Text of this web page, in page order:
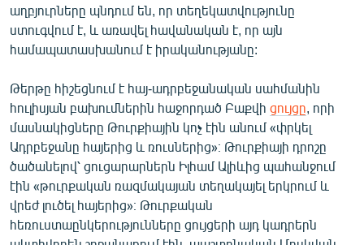
«Ազատության» բոլոր կայքերը
աղբյուրները պնդում են, որ տեղեկատվությունը
ստուգվում է, և առավել հավանական է, որ այն
համապատասխանում է իրականությանը:
Թերթը հիշեցնում է հայ-ադրբեջանական սահմանին
հուլիսյան բախումներին հաջորդած Բաքվի ցույցը , որի
մասնակիցները Թուրքիային կոչ էին անում «փրկել
Ադրբեջանը հայերից և ռուսներից»։ Թուրքիայի դրոշը
ծածանելով՝ ցուցարարներն Իլհամ Ալիևից պահանջում
էին «թուրքական ռազմակայան տեղակայել երկրում և
վրեժ լուծել հայերից»։ Թուրքական
հեռուստաընկերությունները ցույցերի այդ կադրերն